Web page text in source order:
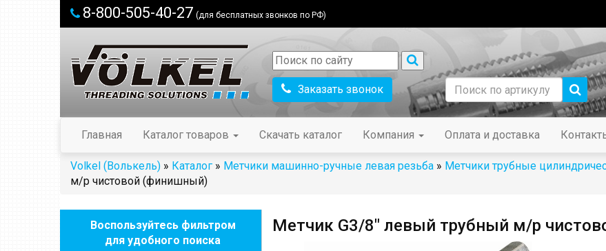
8-800-505-40-27 (для бесплатных звонков по РФ)
Заказать звонок
Главная Каталог товаров Скачать каталог Компания Оплата и доставка
Volkel (Волькель) » Каталог » Метчики машинно-ручные левая резьба » Метчики трубные
м/р чистовой (финишный)
Воспользуйтесь фильтром
для удобного поиска
Метчик G3/8" левый трубный м/р